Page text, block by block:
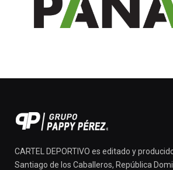
CARTEL DEPORTIVO es editado y
Santiago de los Caballeros, República